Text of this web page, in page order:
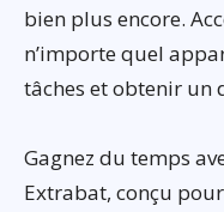
bien plus encore.
n’importe quel
tâches et obtenir un
Gagnez du temps
Extrabat, conçu